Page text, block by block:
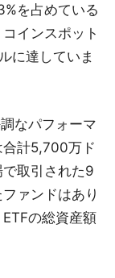
を占めている
インスポット
に達していま
なパフォーマ
合計5,700万ド
取引された9
ァンドはあり
の総資産額